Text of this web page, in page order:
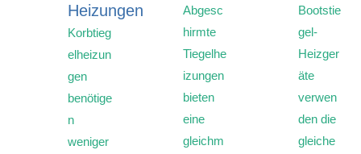
Heizungen
Korbtieg
elheizun
gen
benötige
n
weniger
Abgesc
hirmte
Tiegelhe
izungen
bieten
eine
gleichm
Bootstie
gel-
Heizger
äte
verwen
den die
gleiche